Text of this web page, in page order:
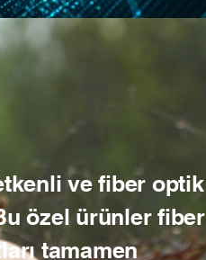
ve fiber optik
özel ürünler fiber
tamamen